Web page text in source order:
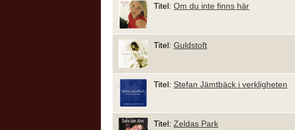
Titel: Om du inte finns här
Titel: Guldstoft
Titel: Stefan Jämtbäck i verkligheten
Titel: Zeldas Park